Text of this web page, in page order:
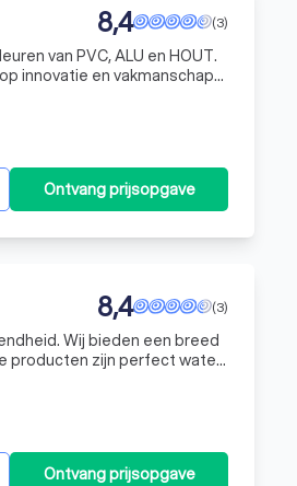
(3)
8,4
van PVC, ALU en HOUT.
innovatie en vakmanschap.
Ontvang prijsopgave
(3)
8,4
Wij bieden een breed
producten zijn perfect water-
Ontvang prijsopgave